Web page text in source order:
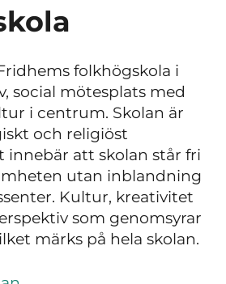
folkhögskola i
social mötesplats med
i centrum. Skolan är
och religiöst
innebär att skolan står fri
utan inblandning
Kultur, kreativitet
som genomsyrar
märks på hela skolan.